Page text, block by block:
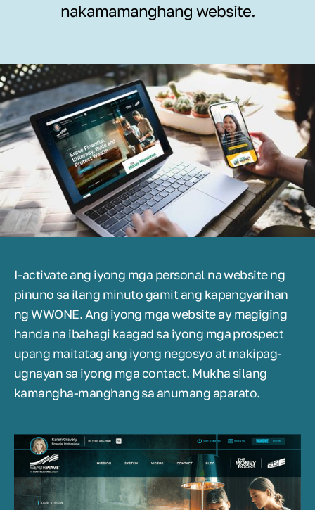
nakamamanghang website.
I-activate ang iyong mga personal na website ng
pinuno sa ilang minuto gamit ang kapangyarihan
ng WWONE. Ang iyong mga website ay magiging
handa na ibahagi kaagad sa iyong mga prospect
upang maitatag ang iyong negosyo at makipag-
ugnayan sa iyong mga contact. Mukha silang
kamangha-manghang sa anumang aparato.